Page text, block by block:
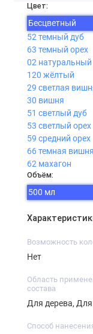
Цвет:
Бесцветный
52 темный дуб
63 темный орех
02 натуральный
120 жёлтый
29 светлая
30 вишня
51 светлый дуб
53 светлый орех
59 средний орех
66 темная вишня
62 махагон
Объём:
500 мл
Возможность
Нет
Область
состава
Для дерева,
Способ